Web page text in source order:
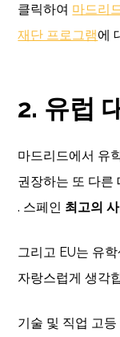
클릭하여 마드리
재단 프로그램에
2. 유럽
마드리드에서 유
권장하는 또 다른
. 스페인 최고의
그리고 EU는 유
자랑스럽게 생각
기술 및 직업 고